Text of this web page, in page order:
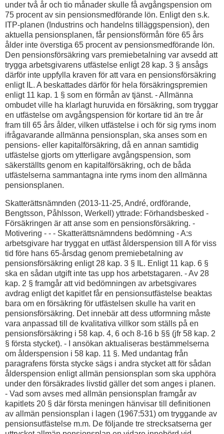
under två år och tio månader skulle få avgångspension om
75 procent av sin pensionsmedförande lön. Enligt den s.k.
ITP-planen (Industrins och handelns tilläggspension), den
aktuella pensionsplanen, får pensionsförmån före 65 års
ålder inte överstiga 65 procent av pensionsmedförande lön.
Den pensionsförsäkring vars premiebetalning var avsedd att
trygga arbetsgivarens utfästelse enligt 28 kap. 3 § ansågs
därför inte uppfylla kraven för att vara en pensionsförsäkring
enligt IL. A beskattades därför för hela försäkringspremien
enligt 11 kap. 1 § som en förmån av tjänst. - Allmänna
ombudet ville ha klarlagt huruvida en försäkring, som tryggar
en utfästelse om avgångspension för kortare tid än tre år
fram till 65 års ålder, vilken utfästelse i och för sig ryms inom
ifrågavarande allmänna pensionsplan, ska anses som en
pensions- eller kapitalförsäkring, då en annan samtidig
utfästelse gjorts om ytterligare avgångspension, som
säkerställts genom en kapitalförsäkring, och de båda
utfästelserna sammantagna inte ryms inom den allmänna
pensionsplanen.
Skatterättsnämnden (2013-11-25, André, ordförande,
Bengtsson, Påhlsson, Werkell) yttrade: Förhandsbesked -
Försäkringen är att anse som en pensionsförsäkring. -
Motivering - - - Skatterättsnämndens bedömning - A:s
arbetsgivare har tryggat en utfäst ålderspension till A för viss
tid före hans 65-årsdag genom premiebetalning av
pensionsförsäkring enligt 28 kap. 3 § IL. Enligt 11 kap. 6 §
ska en sådan utgift inte tas upp hos arbetstagaren. - Av 28
kap. 2 § framgår att vid bedömningen av arbetsgivares
avdrag enligt det kapitlet får en pensionsutfästelse beaktas
bara om en försäkring för utfästelsen skulle ha varit en
pensionsförsäkring. Det innebär att dess utformning måste
vara anpassad till de kvalitativa villkor som ställs på en
pensionsförsäkring i 58 kap. 4, 6 och 8-16 b §§ (jfr 58 kap. 2
§ första stycket). - I ansökan aktualiseras bestämmelserna
om ålderspension i 58 kap. 11 §. Med undantag från
paragrafens första stycke sägs i andra stycket att för sådan
ålderspension enligt allmän pensionsplan som ska upphöra
under den försäkrades livstid gäller det som anges i planen.
- Vad som avses med allmän pensionsplan framgår av
kapitlets 20 § där första meningen hänvisar till definitionen
av allmän pensionsplan i lagen (1967:531) om tryggande av
pensionsutfästelse m.m. De följande tre strecksatserna ger